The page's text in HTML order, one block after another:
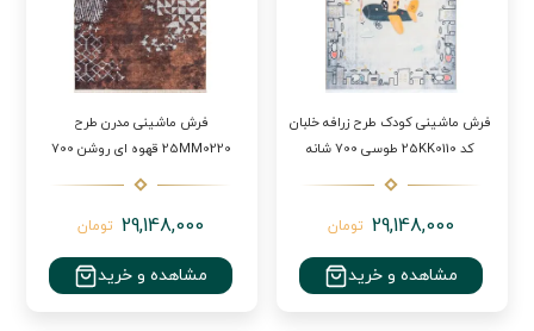
فرش ماشینی کودک طرح زرافه خلبان
کد 25KK0110 طوسی 700 شانه
29,148,000 تومان
مشاهده و خرید
فرش ماشینی مدرن طرح
25MM0220 قهوه ای روشن 700
شانه
29,148,000 تومان
مشاهده و خرید